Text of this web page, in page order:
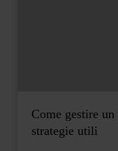
Come gestire
strategie utili